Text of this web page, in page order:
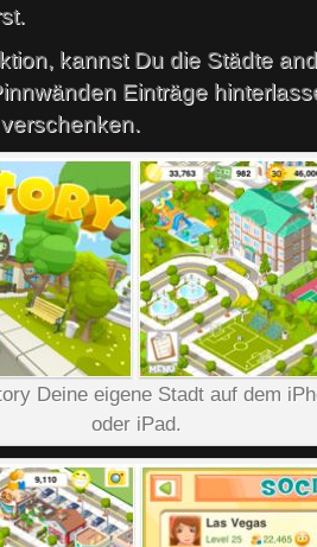
kannst Du die Städte
Einträge
Deine eigene Stadt auf dem
oder iPad.